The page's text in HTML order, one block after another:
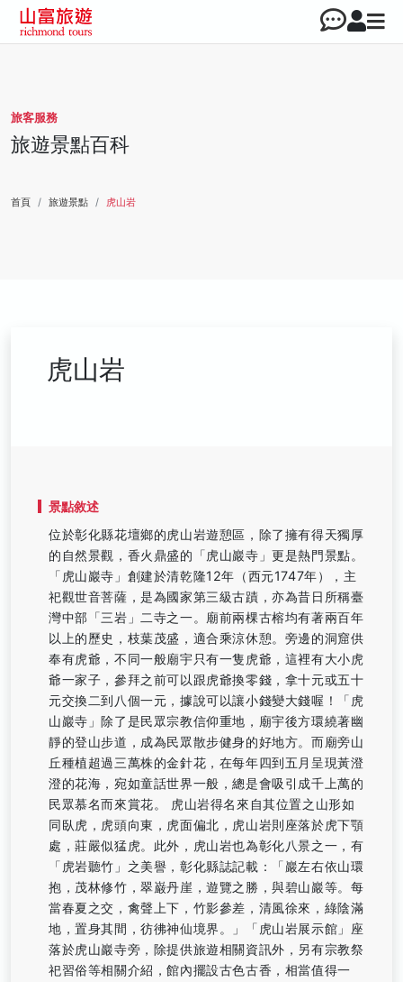
旅客服務
旅遊景點百科
首頁 旅遊景點 虎山岩
虎山岩
景點敘述
位於彰化縣花壇鄉的虎山岩遊憩區，除了擁有得天獨厚
的自然景觀，香火鼎盛的「虎山巖寺」更是熱門景點。
「虎山巖寺」創建於清乾隆12年（西元1747年），主
祀觀世音菩薩，是為國家第三級古蹟，亦為昔日所稱臺
灣中部「三岩」二寺之一。廟前兩棵古榕均有著兩百年
以上的歷史，枝葉茂盛，適合乘涼休憩。旁邊的洞窟供
奉有虎爺，不同一般廟宇只有一隻虎爺，這裡有大小虎
爺一家子，參拜之前可以跟虎爺換零錢，拿十元或五十
元交換二到八個一元，據說可以讓小錢變大錢喔！「虎
山巖寺」除了是民眾宗教信仰重地，廟宇後方環繞著幽
靜的登山步道，成為民眾散步健身的好地方。而廟旁山
丘種植超過三萬株的金針花，在每年四到五月呈現黃澄
澄的花海，宛如童話世界一般，總是會吸引成千上萬的
民眾慕名而來賞花。 虎山岩得名來自其位置之山形如
同臥虎，虎頭向東，虎面偏北，虎山岩則座落於虎下顎
處，莊嚴似猛虎。此外，虎山岩也為彰化八景之一，有
「虎岩聽竹」之美譽，彰化縣誌記載：「巖左右依山環
抱，茂林修竹，翠巌丹崖，遊覽之勝，與碧山巖等。每
當春夏之交，禽聲上下，竹影參差，清風徐來，綠陰滿
地，置身其間，彷彿神仙境界。」「虎山岩展示館」座
落於虎山巖寺旁，除提供旅遊相關資訊外，另有宗教祭
祀習俗等相關介紹，館內擺設古色古香，相當值得一